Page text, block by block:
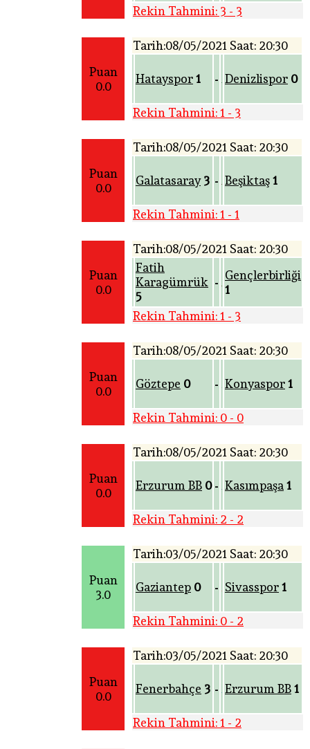
Rekin Tahmini: 3 - 3
Puan
0.0
Tarih:08/05/2021 Saat: 20:30
Hatayspor1 - Denizlispor 0
Rekin Tahmini: 1 - 3
Puan
0.0
Tarih:08/05/2021 Saat: 20:30
Galatasaray 3 - Beşiktaş1
Rekin Tahmini: 1 - 1
Puan
0.0
Tarih:08/05/2021 Saat: 20:30
Fatih
Karagümrük
5
- Gençlerbirliği
1
Rekin Tahmini: 1 - 3
Puan
0.0
Tarih:08/05/2021 Saat: 20:30
Göztepe 0 - Konyaspor1
Rekin Tahmini: 0 - 0
Puan
0.0
Tarih:08/05/2021 Saat: 20:30
Erzurum BB 0 - Kasımpaşa1
Rekin Tahmini: 2 - 2
Puan
3.0
Tarih:03/05/2021 Saat: 20:30
Gaziantep 0 - Sivasspor1
Rekin Tahmini: 0 - 2
Puan
0.0
Tarih:03/05/2021 Saat: 20:30
Fenerbahçe 3 - Erzurum BB1
Rekin Tahmini: 1 - 2